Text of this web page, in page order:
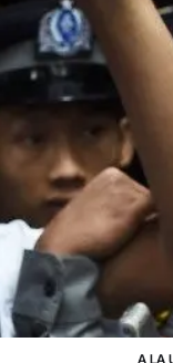
A LA